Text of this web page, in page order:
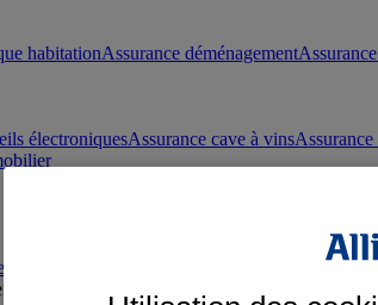
habitationAssurance déménagement
électroniquesAssurance cave à vins
Conseils